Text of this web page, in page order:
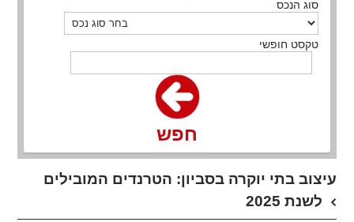
סוג הנכס
טקסט חופשי
חפש
עיצוב בתי יוקרה בסביון: הטרנדים המובילים
לשנת 2025